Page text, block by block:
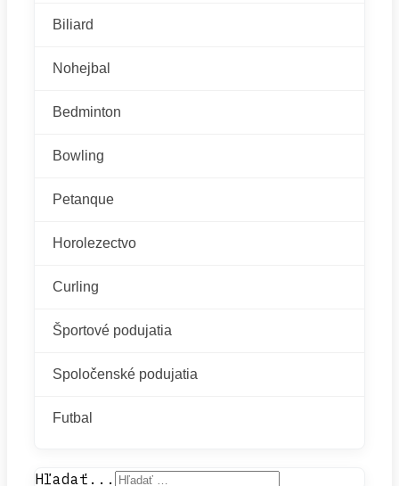
Biliard
Nohejbal
Bedminton
Bowling
Petanque
Horolezectvo
Curling
Športové podujatia
Spoločenské podujatia
Futbal
Hľadať...